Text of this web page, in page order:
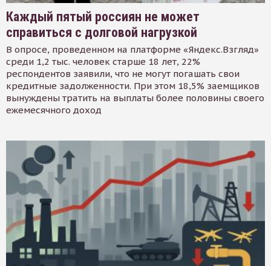
Каждый пятый россиян не может
справиться с долговой нагрузкой
В опросе, проведенном на платформе «Яндекс.Взгляд»
среди 1,2 тыс. человек старше 18 лет, 22%
респондентов заявили, что не могут погашать свои
кредитные задолженности. При этом 18,5% заемщиков
вынуждены тратить на выплаты более половины своего
ежемесячного доход